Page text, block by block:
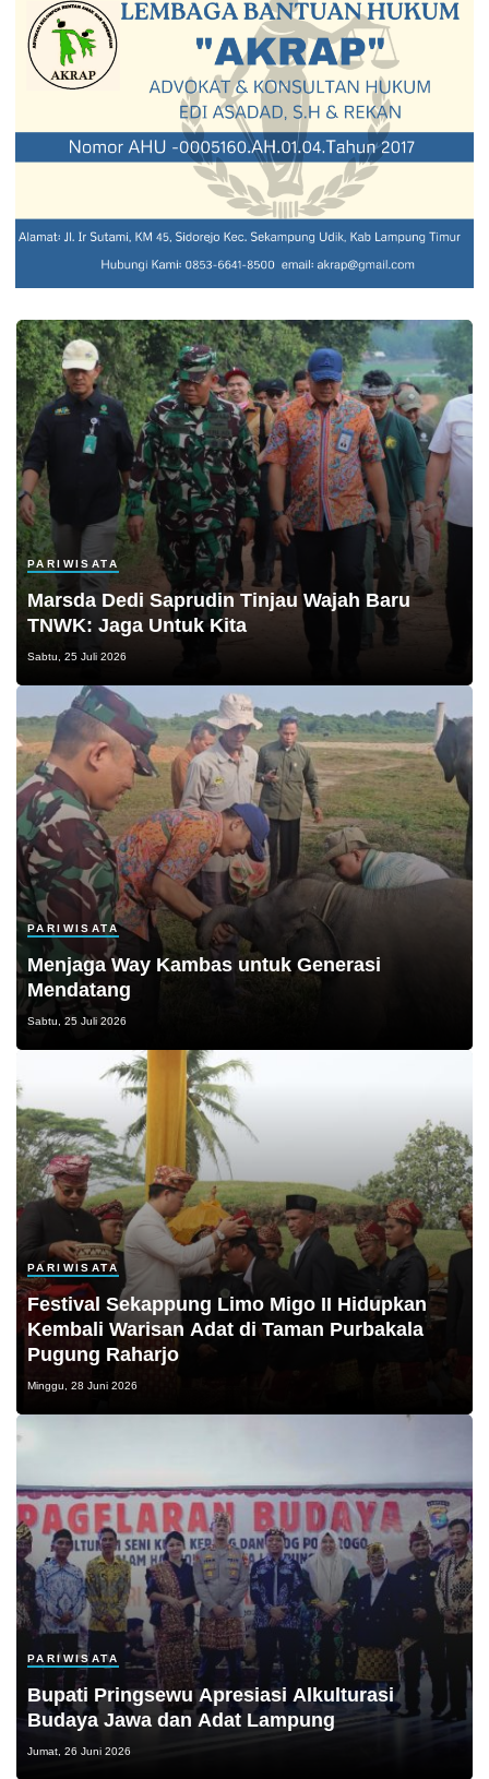
PARIWISATA
Marsda Dedi Saprudin Tinjau Wajah Baru
TNWK: Jaga Untuk Kita
Sabtu, 25 Juli 2026
PARIWISATA
Menjaga Way Kambas untuk Generasi
Mendatang
Sabtu, 25 Juli 2026
PARIWISATA
Festival Sekappung Limo Migo II Hidupkan
Kembali Warisan Adat di Taman Purbakala
Pugung Raharjo
Minggu, 28 Juni 2026
PARIWISATA
Bupati Pringsewu Apresiasi Alkulturasi
Budaya Jawa dan Adat Lampung
Jumat, 26 Juni 2026